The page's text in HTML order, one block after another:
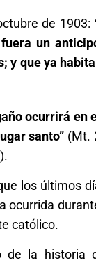
de 1903:
un
que ya
ocurrirá
santo” (Mt.
los últimos
ocurrida
católico.
de la